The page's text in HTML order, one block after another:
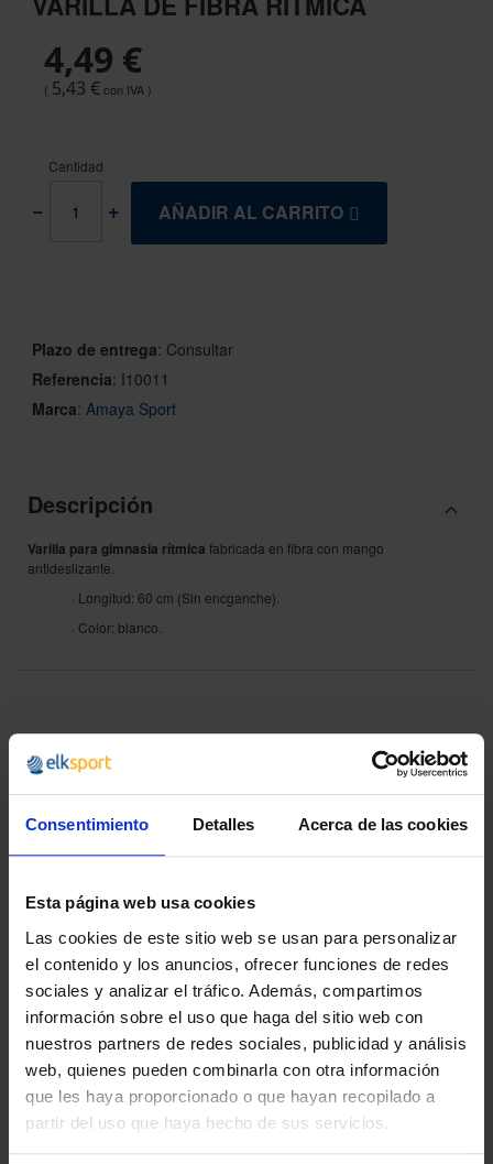
Consentimiento Detalles Acerca de las cookies
Esta página web usa cookies
Las cookies de este sitio web se usan para personalizar
el contenido y los anuncios, ofrecer funciones de redes
sociales y analizar el tráfico. Además, compartimos
información sobre el uso que haga del sitio web con
nuestros partners de redes sociales, publicidad y análisis
web, quienes pueden combinarla con otra información
que les haya proporcionado o que hayan recopilado a
partir del uso que haya hecho de sus servicios.
the
images
4,49 €
5,43 €
Cantidad
AÑADIR AL CARRITO
Plazo de entrega: Consultar
Referencia: I10011
Marca: Amaya Sport
Descripción
Varilla para gimnasia rítmica fabricada en fibra con mango
antideslizante.
· Longitud: 60 cm (Sin encganche).
· Color: blanco.
Desde 1988
Innovando contigo
Envío gratis
A partir de 100€
Garantía
En cambio y devolución
Disponibilidad
Amplio stock disponible